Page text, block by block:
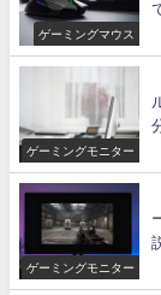
ゲーミングマウス
ゲーミングモニター
ゲーミングモニター